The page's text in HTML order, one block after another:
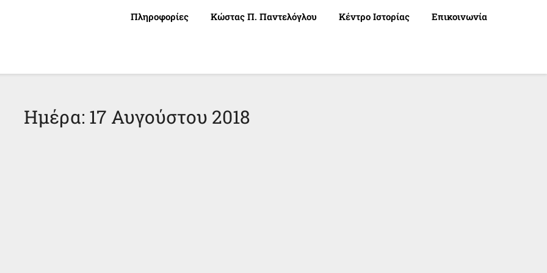
Πληροφορίες Κώστας Π. Παντελόγλου Κέντρο Ιστορίας Επικοινωνία
Ημέρα: 17 Αυγούστου 2018